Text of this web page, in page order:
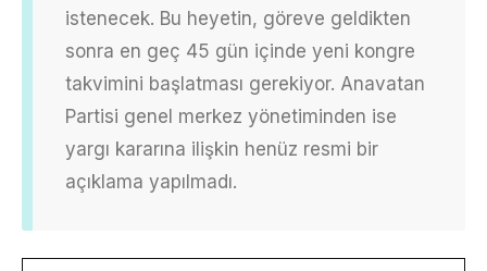
istenecek. Bu heyetin, göreve geldikten
sonra en geç 45 gün içinde yeni kongre
takvimini başlatması gerekiyor. Anavatan
Partisi genel merkez yönetiminden ise
yargı kararına ilişkin henüz resmi bir
açıklama yapılmadı.